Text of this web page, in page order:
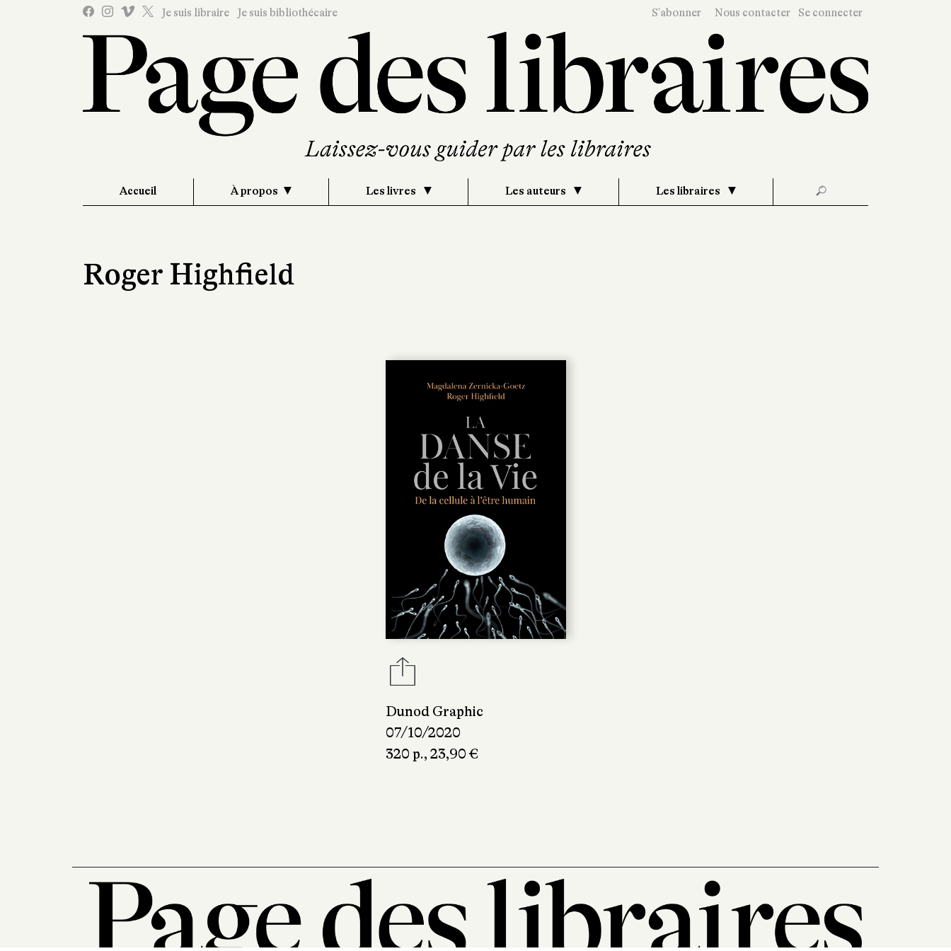
Je suis libraire Je suis bibliothécaire S'abonner Nous contacter Se connecter
Accueil À propos Les livres Les auteurs Les libraires 🔎
Roger Highfield
Dunod Graphic
07/10/2020
320 p., 23,90 €